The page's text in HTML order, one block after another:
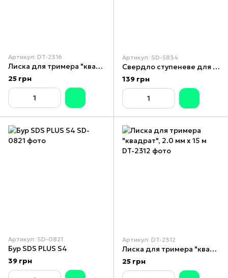
Артикул: DT-2316
Лиска для тримера "квадрат" армована, 1.6 мм x 15 м
25 грн
Артикул: SD-5834
Свердло ступеневе для металу спіральне 4-20 мм INTERTOOL SD-5834
139 грн
Артикул: SD-0821
Бур SDS PLUS S4
39 грн
Артикул: DT-2312
Лиска для тримера "квадрат", 2.0 мм x 15 м
25 грн